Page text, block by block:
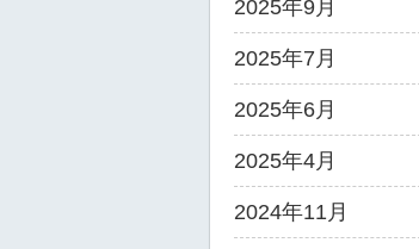
2025年9月
2025年7月
2025年6月
2025年4月
2024年11月